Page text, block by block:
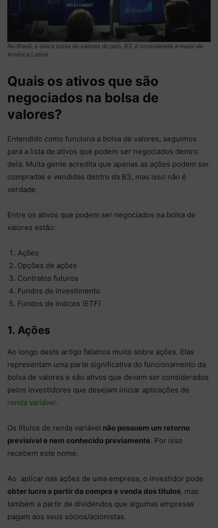
No Brasil, a única bolsa de valores do país, B3, é considerada a maior da
América Latina
Quais os ativos que são
negociados na bolsa de
valores?
Entendido como funciona a bolsa de valores, seguimos
para a lista de ativos que podem ser negociados dentro
dela. Muita gente acredita que apenas as ações podem ser
compradas e vendidas dentro da B3, mas isso não é
verdade.
Entre os ativos que podem ser negociados na bolsa de
valores estão:
Ações
Opções de ações
Contratos futuros
Fundos de investimento
Fundos de índices (ETF)
1. Ações
Ao longo deste artigo falamos muito sobre ações. Elas
representam uma parte significativa do funcionamento da
bolsa de valores e são ativos que devem ser considerados
pelos investidores que desejam iniciar aplicações de
renda variável.
Os títulos de renda variável não possuem um retorno
previsível e nem conhecido previamente. Por isso
recebem este nome.
Ao aplicar nas ações de uma empresa, o investidor pode
obter lucro a partir da compra e venda dos títulos, mas
também a partir de dividendos que algumas empresas
pagam aos seus sócios/acionistas.